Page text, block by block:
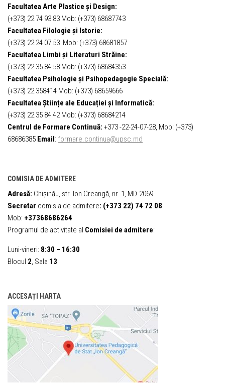
Facultatea Arte Plastice și Design:
(+373) 22 74 93 83 Mob: (+373) 68687743
Facultatea Filologie și Istorie:
(+373) 22 24 07 53 Mob: (+373) 68681857
Facultatea Limbi și Literaturi Străine:
(+373) 22 35 84 58 Mob: (+373) 68684353
Facultatea Psihologie și Psihopedagogie Specială:
(+373) 22 358414 Mob: (+373) 68659666
Facultatea Științe ale Educației și Informatică:
(+373) 22 35 84 42 Mob: (+373) 68684214
Centrul de Formare Continuă: +373 -22-24-07-28, Mob: (+373)
68686385 Email : formare.continua@upsc.md
COMISIA DE ADMITERE
Adresă: Chișinău, str. Ion Creangă, nr. 1, MD-2069
Secretar comisia de admitere: (+373 22) 74 72 08
Mob: +37368686264
Programul de activitate al Comisiei de admitere:
Luni-vineri: 8:30 – 16:30
Blocul 2, Sala 13
ACCESAȚI HARTA